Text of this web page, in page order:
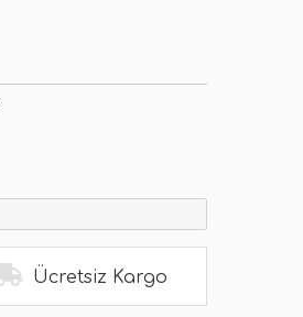
Ücretsiz Kargo